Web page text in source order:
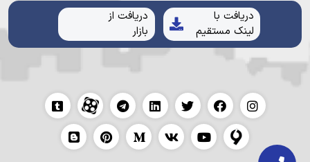
دریافت با
لینک مستقیم
دریافت از
بازار